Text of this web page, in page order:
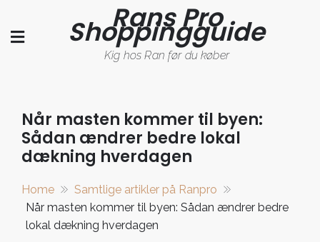
content
Rans Pro
Shoppingguide
Kig hos Ran før du køber
Når masten kommer til byen:
Sådan ændrer bedre lokal
dækning hverdagen
Home
Samtlige artikler på Ranpro
Når masten kommer til byen: Sådan ændrer bedre
lokal dækning hverdagen